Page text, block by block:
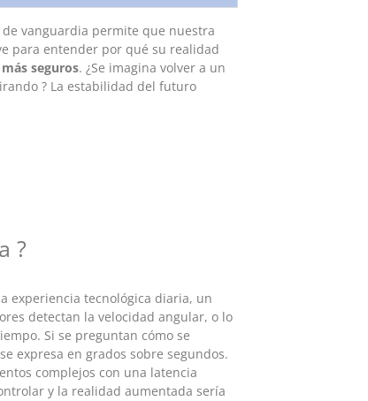
vanguardia permite que nuestra
para entender por qué su realidad
seguros. ¿Se imagina volver a un
? La estabilidad del futuro
?
experiencia tecnológica diaria, un
detectan la velocidad angular, o lo
Si se preguntan cómo se
expresa en grados sobre segundos.
complejos con una latencia
y la realidad aumentada sería